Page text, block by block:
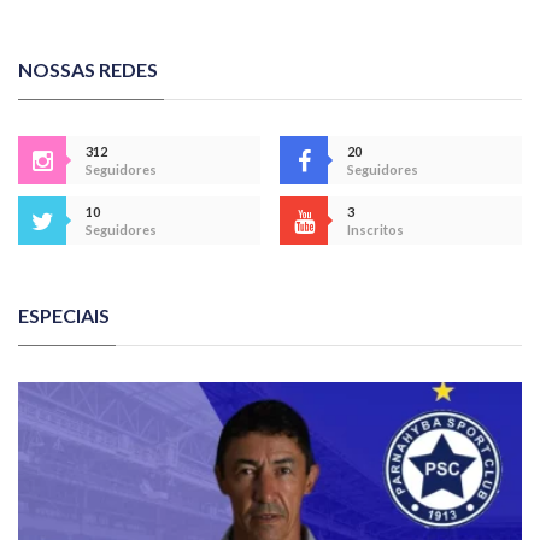
NOSSAS REDES
312
Seguidores
20
Seguidores
10
Seguidores
3
Inscritos
ESPECIAIS